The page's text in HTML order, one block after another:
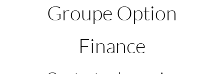
Groupe Option
Finance